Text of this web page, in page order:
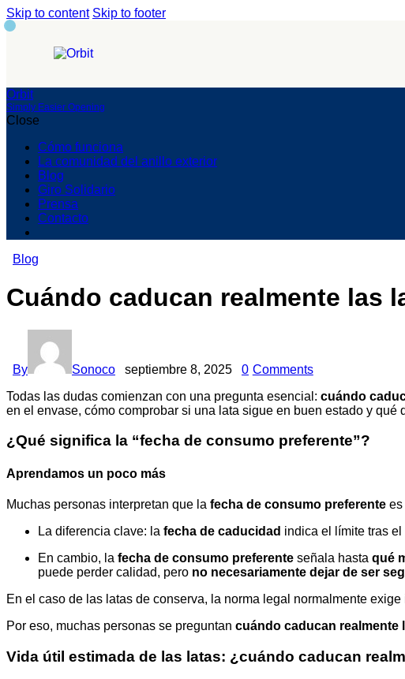
Skip to content Skip to footer
Orbit
Simply Easier Opening
Close
Cómo funciona
La comunidad del anillo exterior
Blog
Giro Solidario
Prensa
Contacto
Blog
Cuándo caducan realmente las
By Sonoco septiembre 8, 2025 0 Comments
Todas las dudas comienzan con una pregunta esencial: cuándo
en el envase, cómo comprobar si una lata sigue en buen estado y
¿Qué significa la “fecha de consumo preferente”?
Aprendamos un poco más
Muchas personas interpretan que la fecha de consumo preferente es
La diferencia clave: la fecha de caducidad indica el límite tras
En cambio, la fecha de consumo preferente señala hasta qué
puede perder calidad, pero no necesariamente dejar de ser
En el caso de las latas de conserva, la norma legal normalmente
Por eso, muchas personas se preguntan cuándo caducan realmente
Vida útil estimada de las latas: ¿cuándo caducan